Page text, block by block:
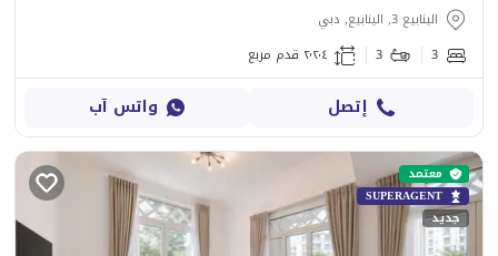
الينابيع 3, الينابيع, دبي
3
3 ٢٬٢٠٤ قدم مربع
إتصل واتس آب
معتمد
SUPERAGENT
جديد